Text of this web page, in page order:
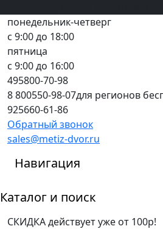
понедельник-четверг
с 9:00 до 18:00
пятница
с 9:00 до 16:00
495800-70-98
8 800550-98-07для регионов
925660-61-86
Обратный звонок
sales@metiz-dvor.ru
Навигация
Каталог и поиск
СКИДКА действует уже от 100р!